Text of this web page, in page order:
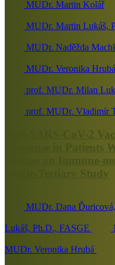
MUDr. Martin Kolář
MUDr. Martin Lukáš,
MUDr. Naděžda
MUDr. Veronika Hrubá
prof. MUDr. Milan
prof. MUDr. Vladimír
Anti-SARS-CoV-2
Response in
Disease on Immune-
Single-Tertiary Study
MUDr. Dana
Lukáš, Ph.D., FASGE
MUDr. Veronika Hrubá